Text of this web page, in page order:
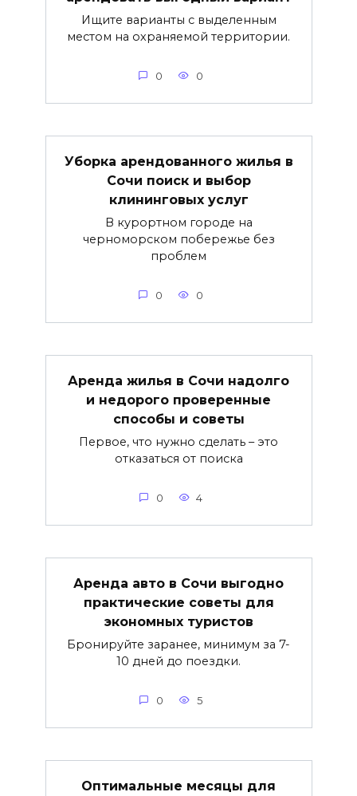
Ищите варианты с выделенным
местом на охраняемой территории.
0 0
Уборка арендованного жилья в
Сочи поиск и выбор
клининговых услуг
В курортном городе на
черноморском побережье без
проблем
0 0
Аренда жилья в Сочи надолго
и недорого проверенные
способы и советы
Первое, что нужно сделать – это
отказаться от поиска
0 4
Аренда авто в Сочи выгодно
практические советы для
экономных туристов
Бронируйте заранее, минимум за 7-
10 дней до поездки.
0 5
Оптимальные месяцы для